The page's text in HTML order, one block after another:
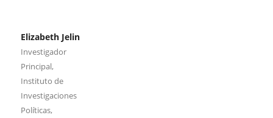
Elizabeth Jelin
Investigador
Principal,
Instituto de
Investigaciones
Políticas,